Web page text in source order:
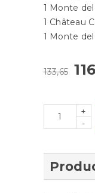
1 Monte
1 Château
1 Monte
133,65
+
-